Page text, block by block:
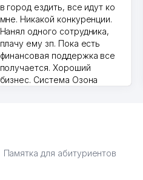
в город ездить, все идут ко
мне. Никакой конкуренции.
Нанял одного сотрудника,
плачу ему зп. Пока есть
финансовая поддержка все
получается. Хороший
бизнес. Система Озона
тут у нас уже есть ПВЗ.
Памятка для абитуриентов